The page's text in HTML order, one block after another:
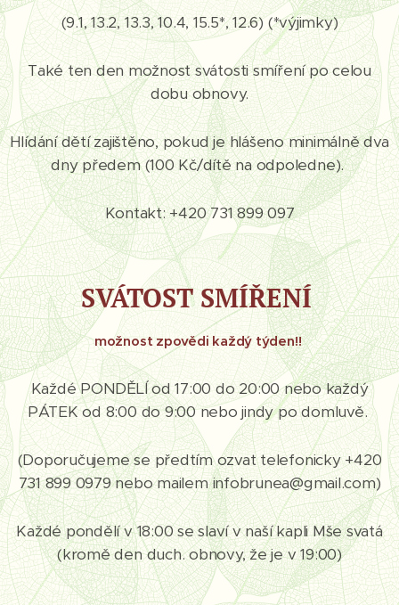
(9.1, 13.2, 13.3, 10.4, 15.5*, 12.6) (*výjimky)
Také ten den možnost svátosti smíření po celou
dobu obnovy.
Hlídání dětí zajištěno, pokud je hlášeno minimálně dva
dny předem (100 Kč/dítě na odpoledne).
Kontakt: +420 731 899 097
SVÁTOST SMÍŘENÍ
možnost zpovědi každý týden!!
Každé PONDĚLÍ od 17:00 do 20:00 nebo každý
PÁTEK od 8:00 do 9:00 nebo jindy po domluvě.
(Doporučujeme se předtím ozvat telefonicky +420
731 899 0979 nebo mailem infobrunea@gmail.com)
Každé pondělí v 18:00 se slaví v naší kapli Mše svatá
(kromě den duch. obnovy, že je v 19:00)